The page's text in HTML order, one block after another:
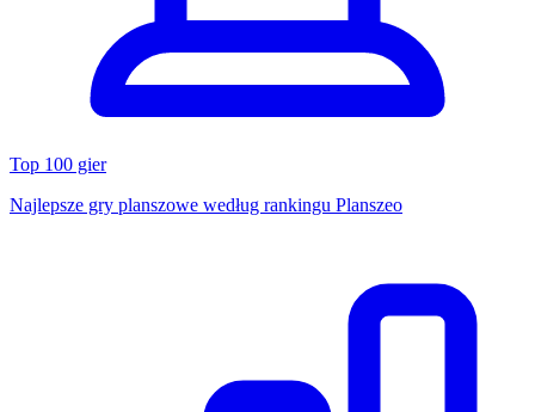
Top 100 gier
Najlepsze gry planszowe według rankingu Planszeo